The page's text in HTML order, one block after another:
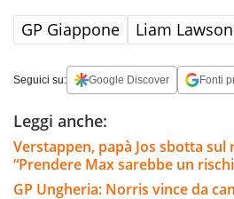
GP Giappone Liam Lawson
Seguici su: Google Discover Fonti
Leggi anche:
Verstappen, papà Jos sbotta
“Prendere Max sarebbe un
GP Ungheria: Norris vince da